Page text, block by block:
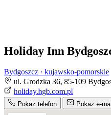
Holiday Inn
Bydgoszcz · kujawsko-pomorskie
ul. Grodzka 36, 85-109
holiday.hgb.com.pl
Pokaż telefon Pokaż e-mail